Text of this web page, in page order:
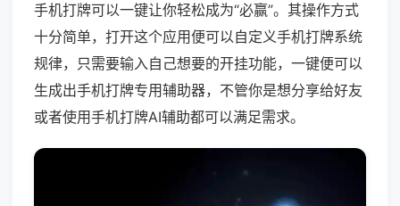
手机打牌可以一键让你轻松成为“必赢”。其操作方式
十分简单，打开这个应用便可以自定义手机打牌系统
规律，只需要输入自己想要的开挂功能，一键便可以
生成出手机打牌专用辅助器，不管你是想分享给好友
或者使用手机打牌AI辅助都可以满足需求。